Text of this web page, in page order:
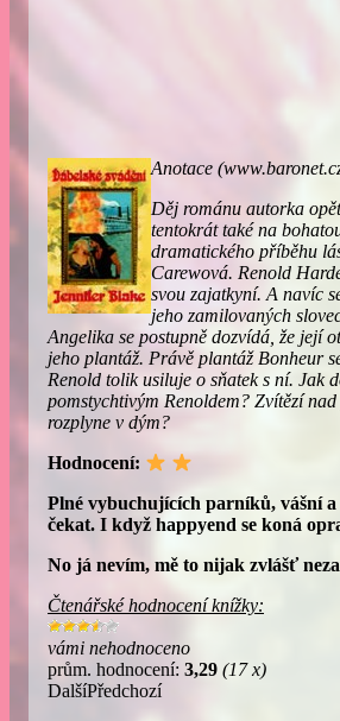
Anotace
Děj románu autorka
tentokrát také na
dramatického příběhu
Carewová. Renold
svou zajatkyní. A navíc
jeho zamilovaných
Angelika se postupně dozvídá, že její
jeho plantáž. Právě plantáž Bonheur
Renold tolik usiluje o sňatek s ní. Jak
pomstychtivým Renoldem? Zvítězí
rozplyne v dým?
Hodnocení:
Plné vybuchujících parníků, vášní
čekat. I když happyend se koná
No já nevím, mě to nijak zvlášť
Čtenářské hodnocení knížky:
vámi nehodnoceno
prům. hodnocení: 3,29 (17 x)
DalšíPředchozí